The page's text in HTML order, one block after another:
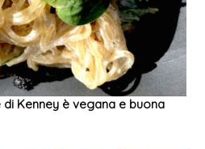
Kenney è vegana e buona